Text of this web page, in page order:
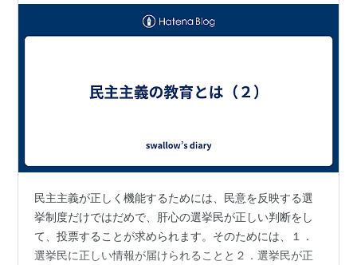
民主主義が正しく機能するためには、民意を反映する選
挙制度だけではだめで、肝心の選挙民が正しい判断をし
て、投票することが求められます。そのためには、１．
選挙民に正しい情報が届けられることと２．選挙民が正